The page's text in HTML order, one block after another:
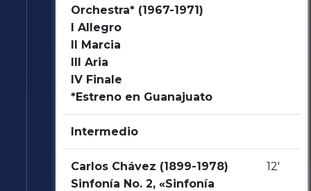
Orchestra* (1967-1971)
I Allegro
II Marcia
III Aria
IV Finale
*Estreno en Guanajuato
Intermedio
Carlos Chávez (1899-1978)
Sinfonía No. 2, «Sinfonía
12'